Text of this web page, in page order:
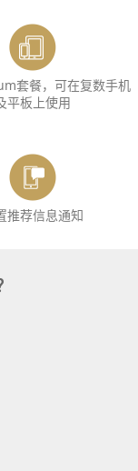
套餐，可在复数手机
平板上使用
推荐信息通知